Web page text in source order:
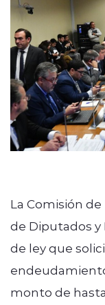
La Comisión
de Diputados y
de ley que
monto de